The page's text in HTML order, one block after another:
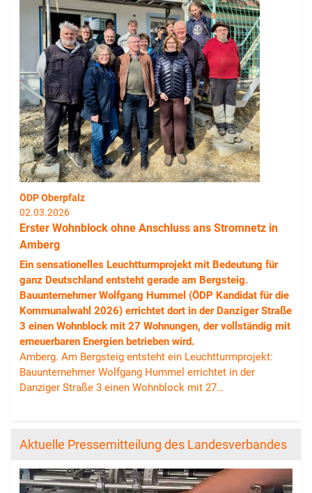
ÖDP Oberpfalz
02.03.2026
Erster Wohnblock ohne Anschluss ans Stromnetz in
Amberg
Ein sensationelles Leuchtturmprojekt mit Bedeutung für
ganz Deutschland entsteht gerade am Bergsteig.
Bauunternehmer Wolfgang Hummel (ÖDP Kandidat für die
Kommunalwahl 2026) errichtet dort in der Danziger Straße
3 einen Wohnblock mit 27 Wohnungen, der vollständig mit
erneuerbaren Energien betrieben wird.
Amberg. Am Bergsteig entsteht ein Leuchtturmprojekt:
Bauunternehmer Wolfgang Hummel errichtet in der
Danziger Straße 3 einen Wohnblock mit 27…
Aktuelle Pressemitteilung des Landesverbandes